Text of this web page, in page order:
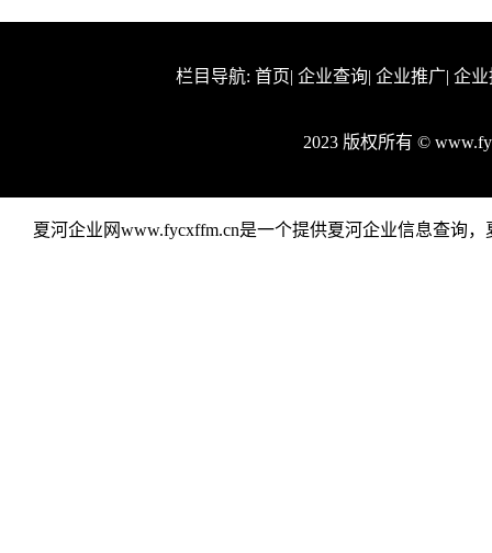
栏目导航: 首页| 企业查询| 企业推广| 企
2023 版权所有 ©
夏河企业网www.fycxffm.cn是一个提供夏河企业信息查询